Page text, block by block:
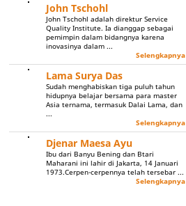
John Tschohl
John Tschohl adalah direktur Service
Quality Institute. Ia dianggap sebagai
pemimpin dalam bidangnya karena
inovasinya dalam ...
Selengkapnya
Lama Surya Das
Sudah menghabiskan tiga puluh tahun
hidupnya belajar bersama para master
Asia ternama, termasuk Dalai Lama, dan
...
Selengkapnya
Djenar Maesa Ayu
Ibu dari Banyu Bening dan Btari
Maharani ini lahir di Jakarta, 14 Januari
1973.Cerpen-cerpennya telah tersebar ...
Selengkapnya